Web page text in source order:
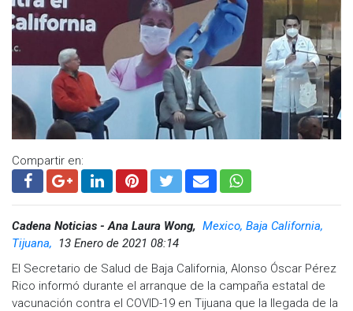
Compartir en:
Cadena Noticias - Ana Laura Wong, Mexico, Baja California,
Tijuana,
13 Enero de 2021 08:14
El Secretario de Salud de Baja California, Alonso Óscar Pérez
Rico informó durante el arranque de la campaña estatal de
vacunación contra el COVID-19 en Tijuana que la llegada de la